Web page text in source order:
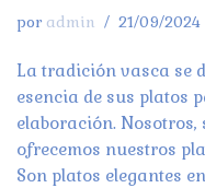
por admin 21/09/2024
La tradición vasca se
esencia de sus platos
elaboración. Nosotros,
ofrecemos nuestros
Son platos elegantes